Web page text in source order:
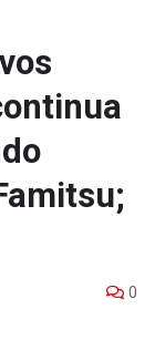
0